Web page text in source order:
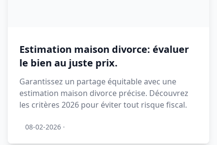
Estimation maison divorce: évaluer
le bien au juste prix.
Garantissez un partage équitable avec une
estimation maison divorce précise. Découvrez
les critères 2026 pour éviter tout risque fiscal.
08-02-2026 ·